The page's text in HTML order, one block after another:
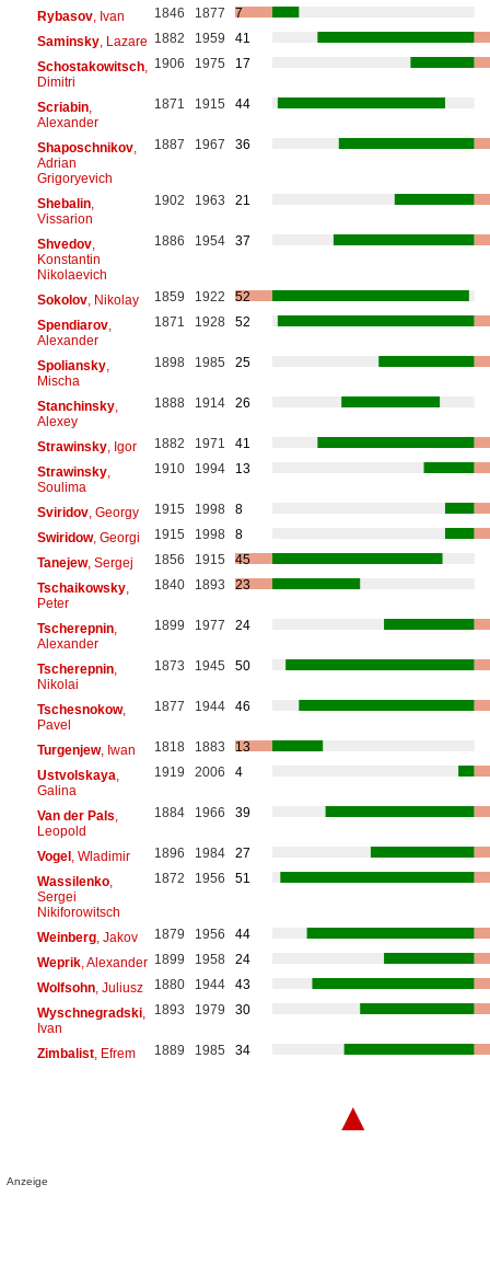
Rybasov, Ivan 1846 1877
7
Saminsky, Lazare 1882 1959
41
Schostakowitsch,
Dimitri
1906 1975 17
Scriabin,
Alexander
1871 1915 44
Shaposchnikov,
Adrian
Grigoryevich
1887 1967 36
Shebalin,
Vissarion
1902 1963 21
Shvedov,
Konstantin
Nikolaevich
1886 1954 37
Sokolov, Nikolay 1859 1922
52
Spendiarov,
Alexander
1871 1928 52
Spoliansky,
Mischa
1898 1985 25
Stanchinsky,
Alexey
1888 1914 26
Strawinsky, Igor 1882 1971
41
Strawinsky,
Soulima
1910 1994 13
Sviridov, Georgy 1915 1998
8
Swiridow, Georgi 1915 1998
8
Tanejew, Sergej 1856 1915
45
Tschaikowsky,
Peter
1840 1893 23
Tscherepnin,
Alexander
1899 1977 24
Tscherepnin,
Nikolai
1873 1945 50
Tschesnokow,
Pavel
1877 1944 46
Turgenjew, Iwan 1818 1883
13
Ustvolskaya
Galina
1919 2006 4
Van der Pals
Leopold
1884 1966 39
Vogel, Wladimir 1896 1984
27
Wassilenko,
Sergei
Nikiforowitsch
1872 1956 51
Weinberg, Jakov 1879 1956
44
Weprik, Alexander 1899 1958
24
Wolfsohn, Juliusz 1880 1944
43
Wyschnegradski,
Ivan
1893 1979 30
Zimbalist, Efrem 1889 1985 34
▲
Anzeige